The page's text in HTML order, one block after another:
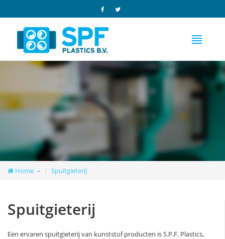
Home Spuitgieterij
Spuitgieterij
Een ervaren spuitgieterij van kunststof producten is S.P.F. Plastics,